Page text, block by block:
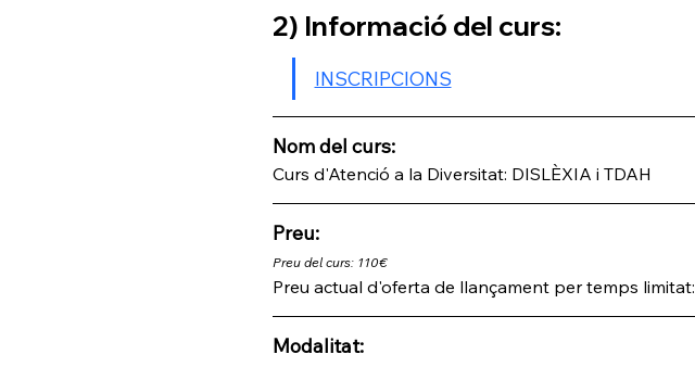
2) Informació del curs:
INSCRIPCIONS
Nom del curs:
Curs d'Atenció a la Diversitat: DISLÈXIA i TDAH
Preu:
Preu del curs: 110€
Preu actual d'oferta de llançament per temps limitat:
Modalitat: